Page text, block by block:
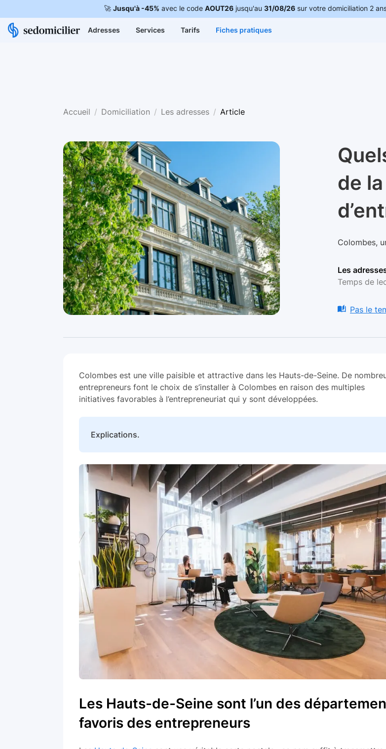
🚀 Jusqu'à -45% avec le code AOUT26jusqu'au 31/08/26sur votre domiciliation 2
Adresses Services Tarifs Fiches pratiques
Accueil Domiciliation Les adresses Article
de
Colombes,
Les
Temps de
Pas le
Colombes est une ville paisible et attractive dans les Hauts-de-Seine. De
entrepreneurs font le choix de s’installer à Colombes en raison des multiples
initiatives favorables à l’entrepreneuriat qui y sont développées.
Explications.
Les Hauts-de-Seine sont l’un des
favoris des entrepreneurs